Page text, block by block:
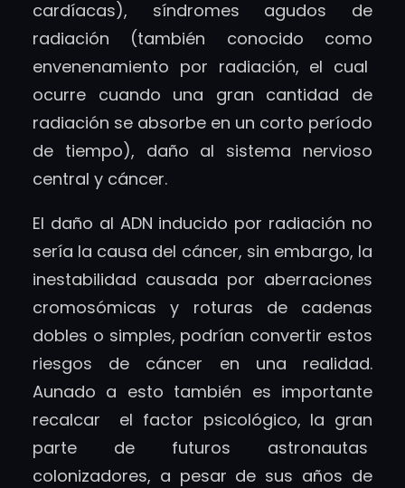
cardíacas), síndromes agudos de
radiación (también conocido como
envenenamiento por radiación, el cual
ocurre cuando una gran cantidad de
radiación se absorbe en un corto período
de tiempo), daño al sistema nervioso
central y cáncer.
El daño al ADN inducido por radiación no
sería la causa del cáncer, sin embargo, la
inestabilidad causada por aberraciones
cromosómicas y roturas de cadenas
dobles o simples, podrían convertir estos
riesgos de cáncer en una realidad.
Aunado a esto también es importante
recalcar el factor psicológico, la gran
parte de futuros astronautas
colonizadores, a pesar de sus años de